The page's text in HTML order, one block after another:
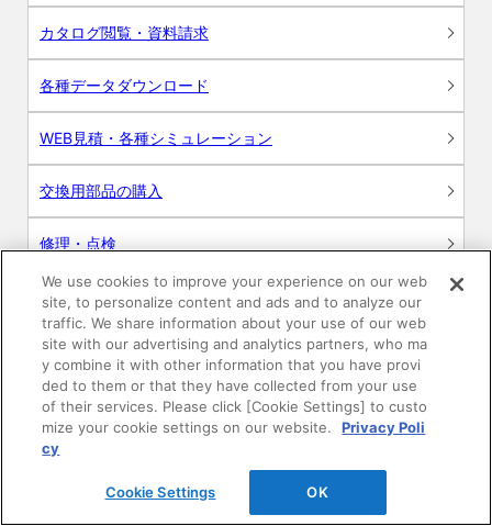
カタログ閲覧・資料請求
各種データダウンロード
WEB見積・各種シミュレーション
交換用部品の購入
修理・点検
お問い合わせ
ログイン
建築・設計関係者様向けサイト
ユーザー登録サービス
WEB見積システム
We use cookies to improve your experience on our web
site, to personalize content and ads and to analyze our
traffic. We share information about your use of our web
site with our advertising and analytics partners, who ma
y combine it with other information that you have provi
ded to them or that they have collected from your use
of their services. Please click [Cookie Settings] to custo
mize your cookie settings on our website.
Privacy Poli
cy
Cookie Settings OK